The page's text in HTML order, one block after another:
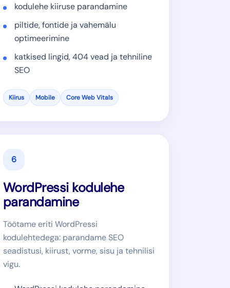
kodulehe kiiruse parandamine
piltide, fontide ja vahemälu
optimeerimine
katkised lingid, 404 vead ja tehniline
SEO
Kiirus Mobile Core Web Vitals
6
WordPressi kodulehe
parandamine
Töötame eriti WordPressi
kodulehtedega: parandame SEO
seadistusi, kiirust, vorme, sisu ja tehnilisi
vigu.